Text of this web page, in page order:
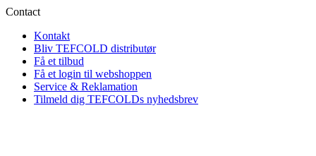
Contact
Kontakt
Bliv TEFCOLD distributør
Få et tilbud
Få et login til webshoppen
Service & Reklamation
Tilmeld dig TEFCOLDs nyhedsbrev